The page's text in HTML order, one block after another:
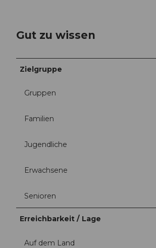
Gut zu wissen
Zielgruppe
Gruppen
Familien
Jugendliche
Erwachsene
Senioren
Erreichbarkeit / Lage
Auf dem Land